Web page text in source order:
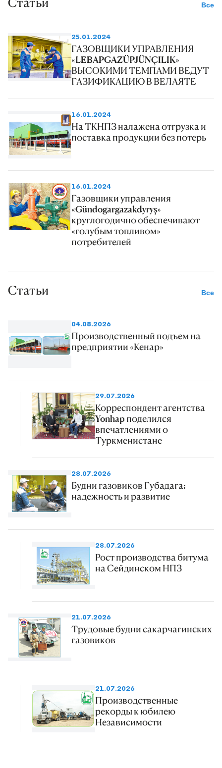
Все
25.01.2024
ГАЗОВЩИКИ УПРАВЛЕНИЯ
«LEBAPGAZÜPJÜNÇILIK»
ВЫСОКИМИ ТЕМПАМИ ВЕДУТ
ГАЗИФИКАЦИЮ В ВЕЛАЯТЕ
16.01.2024
На ТКНПЗ налажена отгрузка и
поставка продукции без потерь
16.01.2024
Газовщики управления
«Gündogargazakdyryş»
круглогодично обеспечивают
«голубым топливом»
потребителей
Статьи Все
04.08.2026
Производственный подъем на
предприятии «Кенар»
29.07.2026
Корреспондент агентства
Yonhap поделился
впечатлениями о
Туркменистане
28.07.2026
Будни газовиков Губадага:
надежность и развитие
28.07.2026
Рост производства битума
на Сейдинском НПЗ
21.07.2026
Трудовые будни сакарчагинских
газовиков
21.07.2026
Производственные
рекорды к юбилею
Независимости